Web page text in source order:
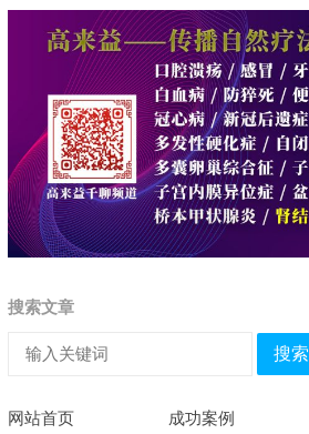
搜索文章
搜索
网站首页 成功案例